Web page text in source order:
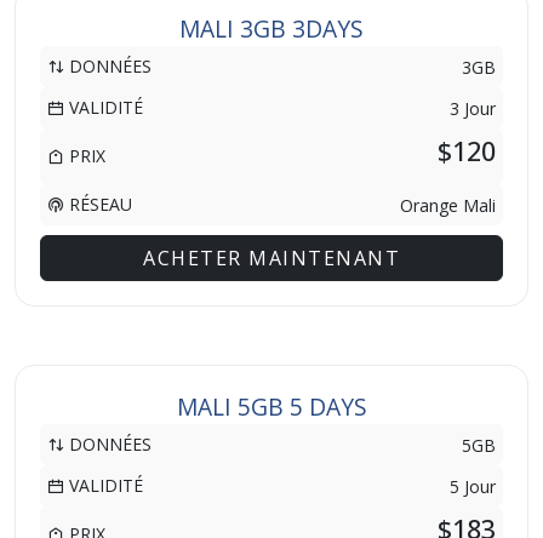
MALI 3GB 3DAYS
DONNÉES
3GB
VALIDITÉ
3 Jour
PRIX $120
RÉSEAU Orange Mali
ACHETER MAINTENANT
MALI 5GB 5 DAYS
DONNÉES
5GB
VALIDITÉ
5 Jour
$183